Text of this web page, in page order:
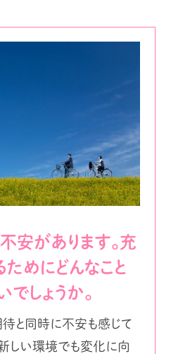
安があります。充
ためにどんなこと
しょうか。
と同時に不安も感じて
しい環境でも変化に向